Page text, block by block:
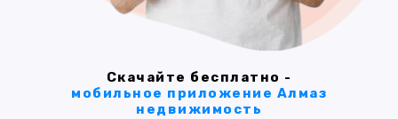
Скачайте бесплатно -
мобильное приложение Алмаз
недвижимость